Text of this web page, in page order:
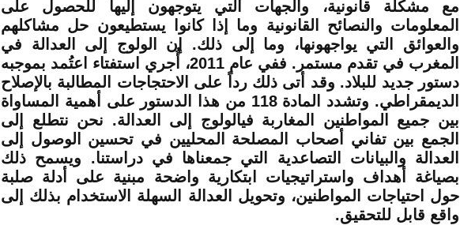
مع مشكلة قانونية، والجهات التي يتوجهون إليها للحصول على
المعلومات والنصائح القانونية وما إذا كانوا يستطيعون حل مشاكلهم
والعوائق التي يواجهونها، وما إلى ذلك. إن الولوج إلى العدالة في
المغرب في تقدم مستمر. ففي عام 2011، أُجري استفتاء اعتُمد بموجبه
دستور جديد للبلاد. وقد أتى ذلك رداً على الاحتجاجات المطالبة بالإصلاح
الديمقراطي. وتشدد المادة 118 من هذا الدستور على أهمية المساواة
بين جميع المواطنين المغاربة فيالولوج إلى العدالة. نحن نتطلع إلى
الجمع بين تفاني أصحاب المصلحة المحليين في تحسين الوصول إلى
العدالة والبيانات التصاعدية التي جمعناها في دراستنا. ويسمح ذلك
بصياغة أهداف واستراتيجيات ابتكارية واضحة مبنية على أدلة صلبة
حول احتياجات المواطنين، وتحويل العدالة السهلة الاستخدام بذلك إلى
واقع قابل للتحقيق.